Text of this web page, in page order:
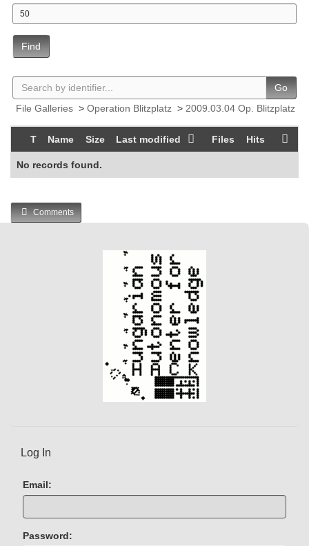
Find
Go
File Galleries > Operation Blitzplatz > 2009.03.04 Op. Blitzplatz
T Name Size Last modified Files Hits
No records found.
Comments
Log In
Email:
Password: